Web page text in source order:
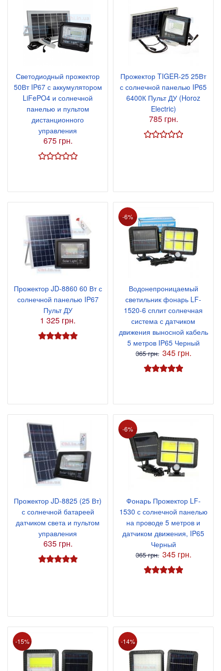
Светодиодный прожектор
50Вт IP67 с аккумулятором
LiFePO4 и солнечной
панелью и пультом
дистанционного
управления
675 грн.
Прожектор TIGER-25 25Вт
с солнечной панелью IP65
6400К Пульт ДУ (Horoz
Electric)
785 грн.
Прожектор JD-8860 60 Вт с
солнечной панелью IP67
Пульт ДУ
1 325 грн.
-6%
Водонепроницаемый
светильник фонарь LF-
1520-6 сплит солнечная
система с датчиком
движения выносной кабель
5 метров IP65 Черный
365 грн. 345 грн.
Прожектор JD-8825 (25 Вт)
с солнечной батареей
датчиком света и пультом
управления
635 грн.
-6%
Фонарь Прожектор LF-
1530 с солнечной панелью
на проводе 5 метров и
датчиком движения, IP65
Черный
365 грн. 345 грн.
-15% -14%